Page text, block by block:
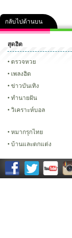
กลับไปด้านบน
คลิป
Glitter
สุดฮิต
ตรวจหวย
เพลงฮิต
ข่าวบันเทิง
ทํานายฝัน
วิเคราะห์บอล
หมากรุกไทย
บ้านและตกแต่ง